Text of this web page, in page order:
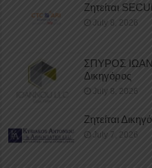
Ζητείται
July 8, 2026
ΣΠΥΡΟΣ
Δικηγόρος
July 8, 2026
Ζητείται
July 7, 2026